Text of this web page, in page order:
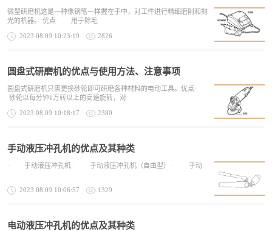
微型研磨机这是一种像钢笔一样握在手中，对工件进行精细磨削和抛
光的机器。 优点· 用于除毛
2023.08.09 10:23:19 2826
圆盘式研磨机的优点与使用方法、注意事项
圆盘式研磨机只需更换砂轮即可研磨各种材料的电动工具。优点·
砂轮以每分钟1万转以上的高速旋转，对
2023.08.09 10:18:17 2380
手动液压冲孔机的优点及其种类
· 手动液压冲孔机· 手动液压冲孔机（自由型）· 手动
2023.08.09 10:06:57 1329
电动液压冲孔机的优点及其种类